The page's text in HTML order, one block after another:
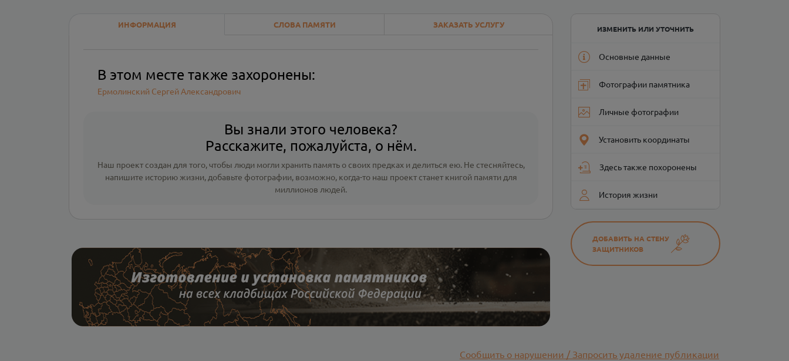
ИНФОРМАЦИЯ СЛОВА ПАМЯТИ ЗАКАЗАТЬ УСЛУГУ
В этом месте также захоронены:
Ермолинский Сергей Александрович
Вы знали этого человека?
Расскажите, пожалуйста, о нём.
Наш проект создан для того, чтобы люди могли хранить память о своих предках и делиться ею. Не стесняйтесь,
напишите историю жизни, добавьте фотографии, возможно, когда-то наш проект станет книгой памяти для
миллионов людей.
ИЗМЕНИТЬ ИЛИ УТОЧНИТЬ
Основные данные
Фотографии памятника
Личные фотографии
Установить координаты
Здесь также похоронены
История жизни
ДОБАВИТЬ НА СТЕНУ
ЗАЩИТНИКОВ
Сообщить о нарушении / Запросить удаление публикации